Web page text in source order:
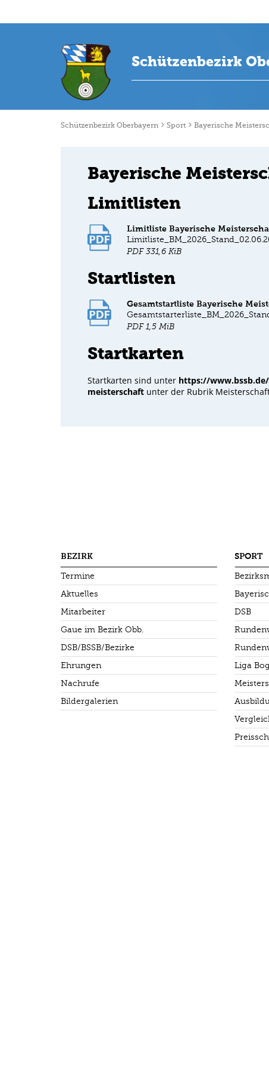
Schützenbezirk
Schützenbezirk Oberbayern Sport Bayerische
Bayerische
Limitlisten
Limitliste Bayerische
PDF 331,6 KiB
Startlisten
Gesamtstartliste Bayerische
PDF 1,5 MiB
Startkarten
Startkarten sind unter https://
meisterschaft unter der Rubrik
BEZIRK
Termine
Aktuelles
Mitarbeiter
Gaue im Bezirk Obb.
DSB/BSSB/Bezirke
Ehrungen
Nachrufe
Bildergalerien
SPORT
DSB
Liga